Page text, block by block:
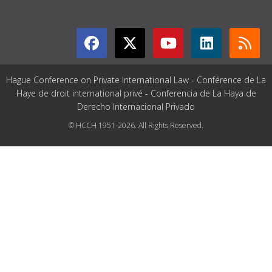
Hague Conference on Private International Law - Conférence de La
Haye de droit international privé - Conferencia de La Haya de
Derecho Internacional Privado
© HCCH 1951-2026. All Rights Reserved.